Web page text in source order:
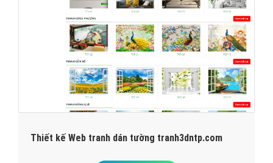
Thiết kế Web tranh dán tường tranh3dntp.com